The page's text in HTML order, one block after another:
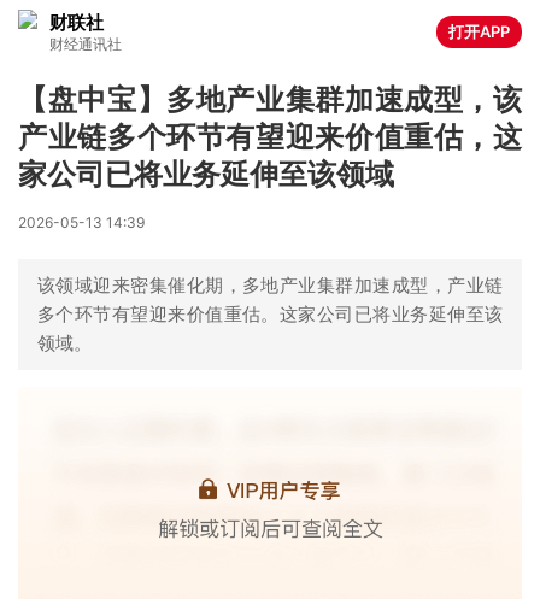
财联社
财经通讯社
打开APP
【盘中宝】多地产业集群加速成型，该
产业链多个环节有望迎来价值重估，这
家公司已将业务延伸至该领域
2026-05-13 14:39
该领域迎来密集催化期，多地产业集群加速成型，产业链
多个环节有望迎来价值重估。这家公司已将业务延伸至该
领域。